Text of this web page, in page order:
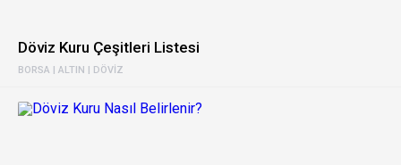
BORSA | ALTIN | DÖVIZ
Döviz Kuru Çeşitleri Listesi